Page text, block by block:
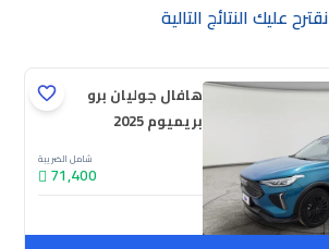
نقترح عليك النتائج التالية
هافال جوليان برو
بريميوم 2025
شامل الضريبة
71,400